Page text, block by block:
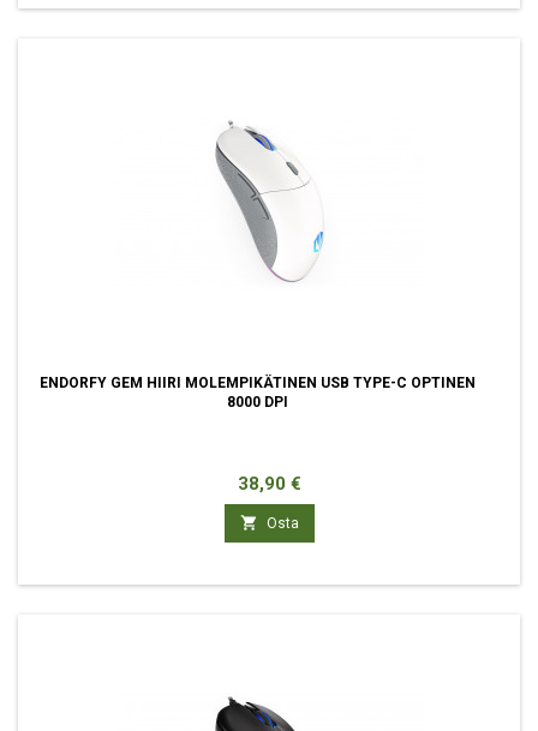
ENDORFY GEM HIIRI MOLEMPIKÄTINEN USB TYPE-C OPTINEN
8000 DPI
Hinta
38,90 €
 Osta